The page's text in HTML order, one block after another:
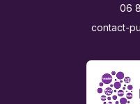
06
contact-